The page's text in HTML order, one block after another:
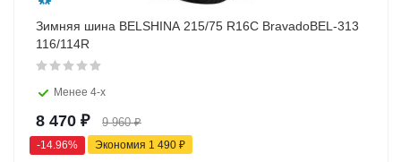
Зимняя шина BELSHINA 215/75 R16C BravadoBEL-313
116/114R
Менее 4-х
8 470 ₽ 9 960₽
-14.96% Экономия 1 490 ₽